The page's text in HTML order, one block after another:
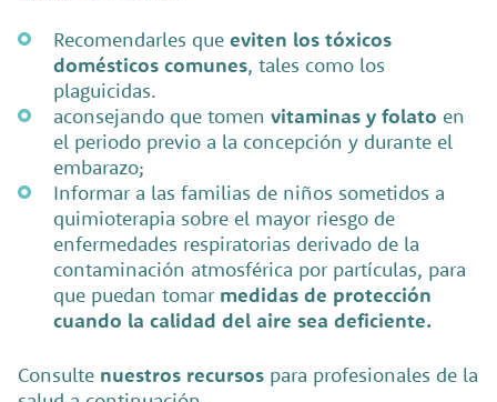
Recomendarles que eviten los tóxicos
domésticos comunes, tales como los
plaguicidas.
aconsejando que tomen vitaminas y folato en
el periodo previo a la concepción y durante el
embarazo;
Informar a las familias de niños sometidos a
quimioterapia sobre el mayor riesgo de
enfermedades respiratorias derivado de la
contaminación atmosférica por partículas, para
que puedan tomar medidas de protección
cuando la calidad del aire sea deficiente.
Consulte nuestros recursos para profesionales de la